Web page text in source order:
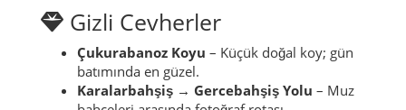
Gizli Cevherler
Çukurabanoz Koyu – Küçük doğal koy; gün
batımında en güzel.
Karalarbahşiş → Gercebahşiş Yolu – Muz